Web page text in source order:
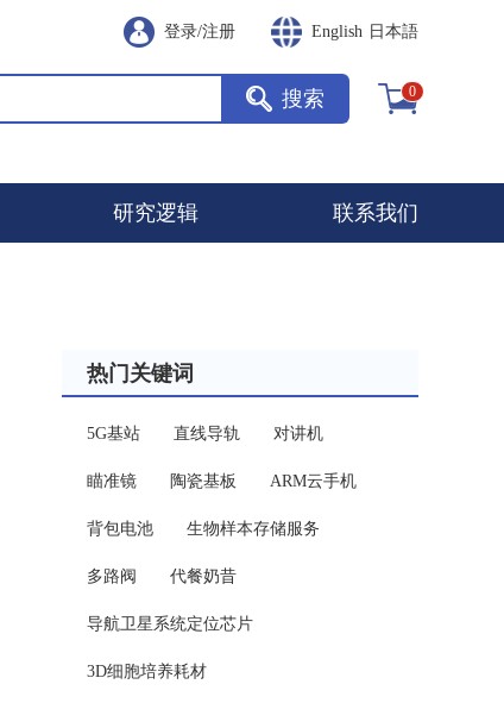
登录/注册 English 日本語
搜索 0
研究逻辑 联系我们
热门关键词
5G基站 直线导轨 对讲机
瞄准镜 陶瓷基板 ARM云手机
背包电池 生物样本存储服务
多路阀 代餐奶昔
导航卫星系统定位芯片
3D细胞培养耗材